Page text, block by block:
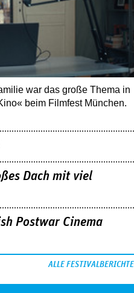
war das große Thema in
beim Filmfest München.
Dach mit viel
Postwar Cinema
ALLE FESTIVALBERICHTE